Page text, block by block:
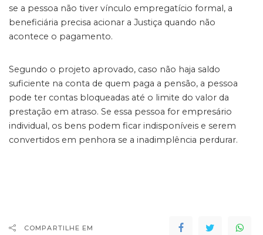
se a pessoa não tiver vínculo empregatício formal, a
beneficiária precisa acionar a Justiça quando não
acontece o pagamento.
Segundo o projeto aprovado, caso não haja saldo
suficiente na conta de quem paga a pensão, a pessoa
pode ter contas bloqueadas até o limite do valor da
prestação em atraso. Se essa pessoa for empresário
individual, os bens podem ficar indisponíveis e serem
convertidos em penhora se a inadimplência perdurar.
COMPARTILHE EM